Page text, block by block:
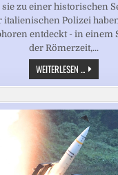
zu einer historischen
italienischen Polizei
entdeckt - in einem
der Römerzeit,...
WEITERLESEN ...
AUS
DER
HUNDERTE
ANTIKE
KRÜGE
VOR
SIZILIEN
GEFUNDEN